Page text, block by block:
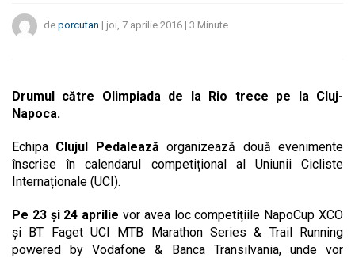
de porcutan | joi, 7 aprilie 2016 | 3 Minute
Drumul către Olimpiada de la Rio trece pe la Cluj-
Napoca.
Echipa Clujul Pedalează organizează două evenimente
înscrise în calendarul competițional al Uniunii Cicliste
Internaționale (UCI).
Pe 23 și 24 aprilie vor avea loc competițiile NapoCup XCO
și BT Faget UCI MTB Marathon Series & Trail Running
powered by Vodafone & Banca Transilvania, unde vor